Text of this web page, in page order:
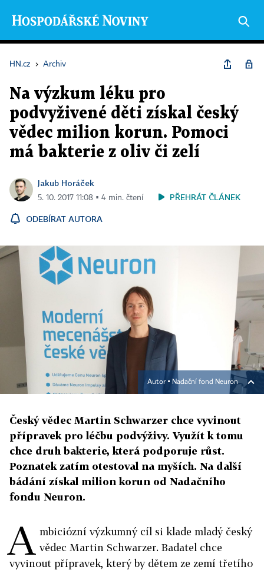
HN.cz › Archiv
Na výzkum léku pro
podvyživené děti získal český
vědec milion korun. Pomoci
má bakterie z oliv či zelí
Jakub Horáček
5. 10. 2017 11:08 ▪ 4 min. čtení PŘEHRÁT ČLÁNEK
ODEBÍRAT AUTORA
Autor ▪ Nadační fond Neuron
Český vědec Martin Schwarzer chce vyvinout
přípravek pro léčbu podvýživy. Využít k tomu
chce druh bakterie, která podporuje růst.
Poznatek zatím otestoval na myších. Na další
bádání získal milion korun od Nadačního
fondu Neuron.
A mbiciózní výzkumný cíl si klade mladý český
vědec Martin Schwarzer. Badatel chce
vyvinout přípravek, který by dětem ze zemí třetího